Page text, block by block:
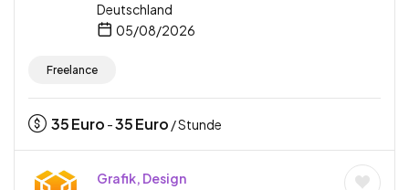
Deutschland
05/08/2026
Freelance
35Euro -35Euro / Stunde
Grafik, Design